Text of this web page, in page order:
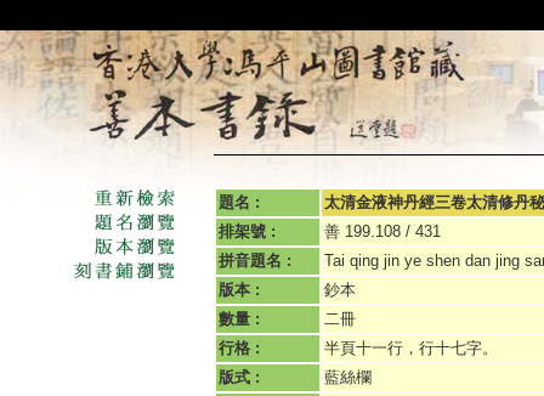
題名 :
太清金液神丹經三卷太清修丹
排架號 :
善 199.108 / 431
拼音題名 :
Tai qing jin ye shen dan jing
版本 :
鈔本
數量 :
二冊
行格 :
半頁十一行，行十七字。
版式 :
藍絲欄